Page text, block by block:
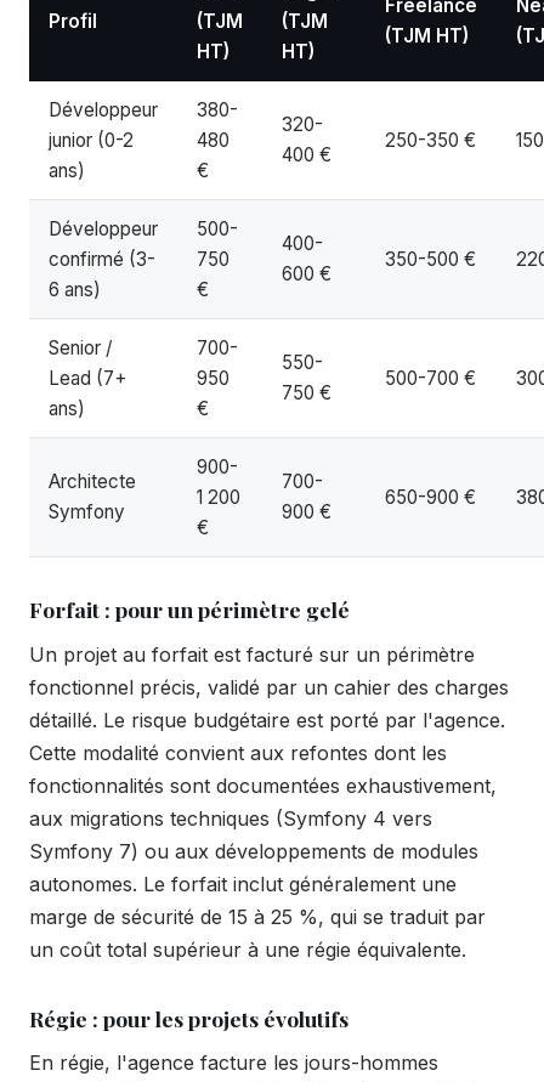
Profil
(TJM
HT)
(TJM
HT)
Freelance
(TJM HT)
Développeur
junior (0-2
ans)
380-
480
€
320-
400 €
250-350 €
Développeur
confirmé (3-
6 ans)
500-
750
€
400-
600 €
350-500 €
Senior /
Lead (7+
ans)
700-
950
€
550-
750 €
500-700 €
Architecte
Symfony
900-
1 200
€
700-
900 €
650-900 €
Forfait : pour un périmètre gelé
Un projet au forfait est facturé sur un périmètre
fonctionnel précis, validé par un cahier des charges
détaillé. Le risque budgétaire est porté par l'agence.
Cette modalité convient aux refontes dont les
fonctionnalités sont documentées exhaustivement,
aux migrations techniques (Symfony 4 vers
Symfony 7) ou aux développements de modules
autonomes. Le forfait inclut généralement une
marge de sécurité de 15 à 25 %, qui se traduit par
un coût total supérieur à une régie équivalente.
Régie : pour les projets évolutifs
En régie, l'agence facture les jours-hommes